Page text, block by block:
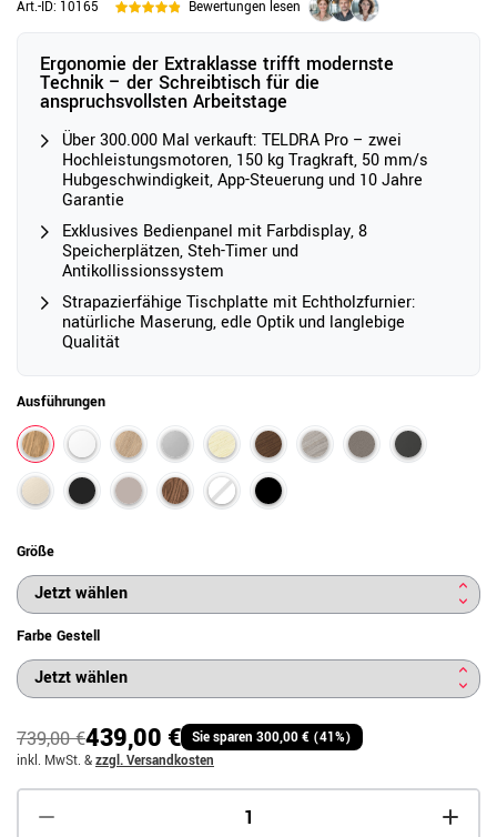
Art.-ID: 10165 Bewertungen lesen
Ergonomie der Extraklasse trifft modernste
Technik – der Schreibtisch für die
anspruchsvollsten Arbeitstage
Über 300.000 Mal verkauft: TELDRA Pro – zwei
Hochleistungsmotoren, 150 kg Tragkraft, 50 mm/s
Hubgeschwindigkeit, App-Steuerung und 10 Jahre
Garantie
Exklusives Bedienpanel mit Farbdisplay, 8
Speicherplätzen, Steh-Timer und
Antikollissionssystem
Strapazierfähige Tischplatte mit Echtholzfurnier:
natürliche Maserung, edle Optik und langlebige
Qualität
Ausführungen
Größe
Farbe Gestell
739,00 €439,00 € Sie sparen 300,00 € (41%)
inkl. MwSt. &zzgl. Versandkosten